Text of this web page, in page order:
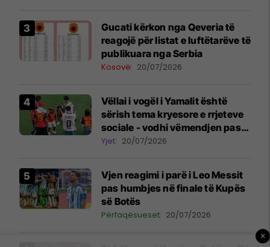
Gucati kërkon nga Qeveria të
reagojë për listat e luftëtarëve të
publikuara nga Serbia
Kosovë 20/07/2026
Vëllai i vogël i Yamalit është
sërish tema kryesore e rrjeteve
sociale - vodhi vëmendjen pas
finales së Kupës së Botës
Yjet 20/07/2026
Vjen reagimi i parë i Leo Messit
pas humbjes në finale të Kupës
së Botës
Përfaqësueset 20/07/2026
×